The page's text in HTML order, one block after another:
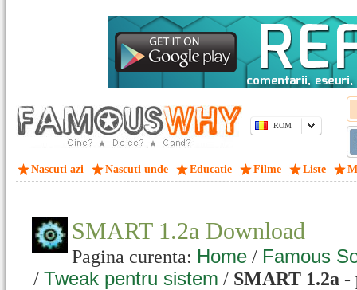
ROM
Nascuti azi Nascuti unde Educatie Filme Liste
SMART 1.2a Download
Pagina curenta: Home / Famous
/ Tweak pentru sistem / SMART 1.2a -